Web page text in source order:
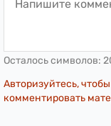
Осталось символов:
Авторизуйтесь,
комментировать